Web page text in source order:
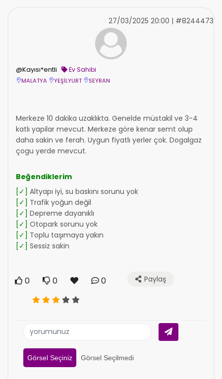
@Kayısı*entli Ev Sahibi
MALATYA YEŞİLYURT SEYRAN
27/03/2025 20:00 | #8244473
Merkeze 10 dakika uzaklıkta. Genelde müstakil ve 3-4
katlı yapilar mevcut. Merkeze göre kenar semt olup
daha sakin ve ferah. Uygun fiyatlı yerler çok. Dogalgaz
çogu yerde mevcut.
Beğendiklerim
[✓] Altyapı iyi, su baskını sorunu yok
[✓] Trafik yoğun değil
[✓] Depreme dayanıklı
[✓] Otopark sorunu yok
[✓] Toplu taşımaya yakın
[✓] Sessiz sakin
0 0 0 Paylaş
Görsel Seçiniz Görsel Seçilmedi